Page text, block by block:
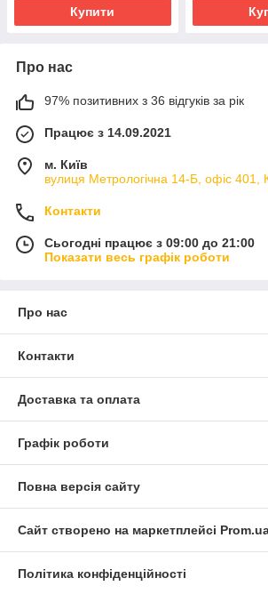
Купити
Про нас
97% позитивних з 36 відгуків за рік
Працює з 14.09.2021
м. Київ
вулиця Метрологічна 14-Б, офіс 401,
Контакти
Сьогодні працює з 09:00 до 21:00
Показати весь графік роботи
Про нас
Контакти
Доставка та оплата
Графік роботи
Повна версія сайту
Сайт створено на маркетплейсі
Політика конфіденційності